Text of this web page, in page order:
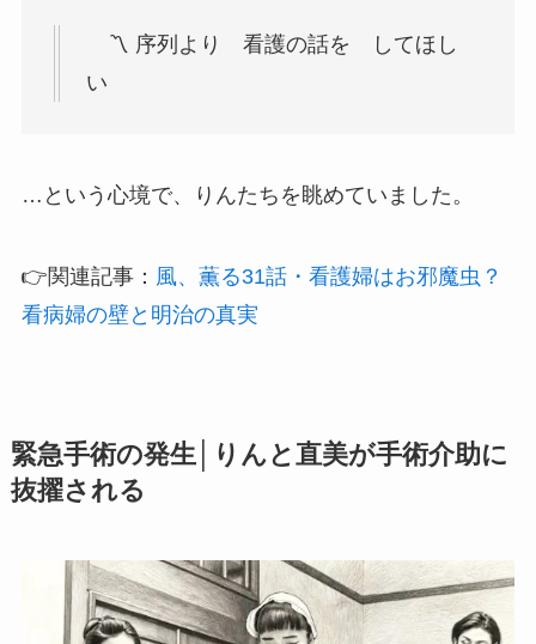
〽 序列より 看護の話を してほし
い
…という心境で、りんたちを眺めていました。
👉関連記事： 風、薫る31話・看護婦はお邪魔虫？
看病婦の壁と明治の真実
緊急手術の発生│りんと直美が手術介助に
抜擢される